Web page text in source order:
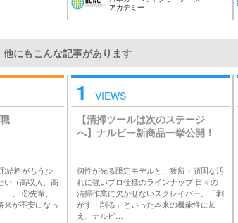
アカデミー
他にもこんな記事があります
給料がもう少
い（高収入、高
、、 ②先輩、
来が不安になっ
1
VIEWS
【清掃ツールは次のステージ
へ】ナルビー新商品一挙公開！
個性が光る限定モデルと、狭所・頑固な汚
れに強いプロ仕様のラインナップ 日々の
清掃作業に欠かせないスクレイパー。「剥
がす・削る」といった本来の機能性に加
え、ナルビ…